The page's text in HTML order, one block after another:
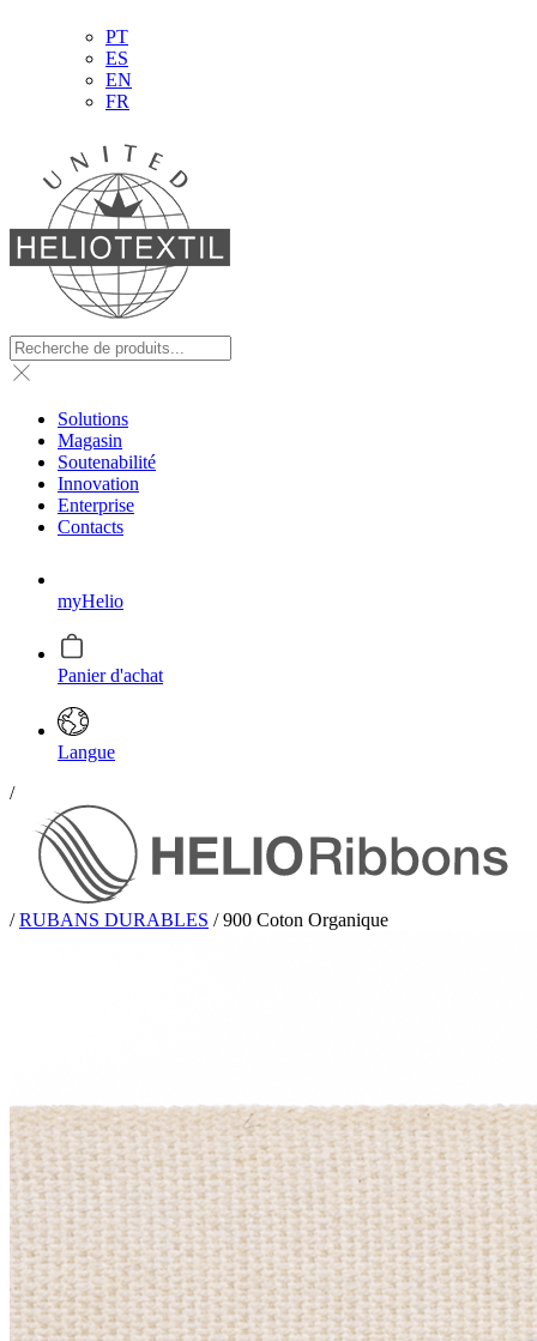
PT
ES
EN
FR
Solutions
Magasin
Soutenabilité
Innovation
Enterprise
Contacts
myHelio
Panier d'achat
Langue
/
/ RUBANS DURABLES / 900 Coton Organique